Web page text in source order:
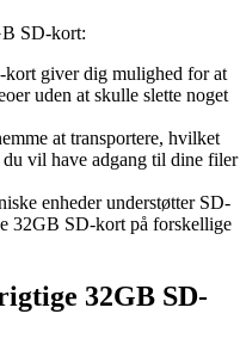
SD-kort:
giver dig mulighed for at
uden at skulle slette noget
at transportere, hvilket
vil have adgang til dine filer
enheder understøtter SD-
32GB SD-kort på forskellige
32GB SD-